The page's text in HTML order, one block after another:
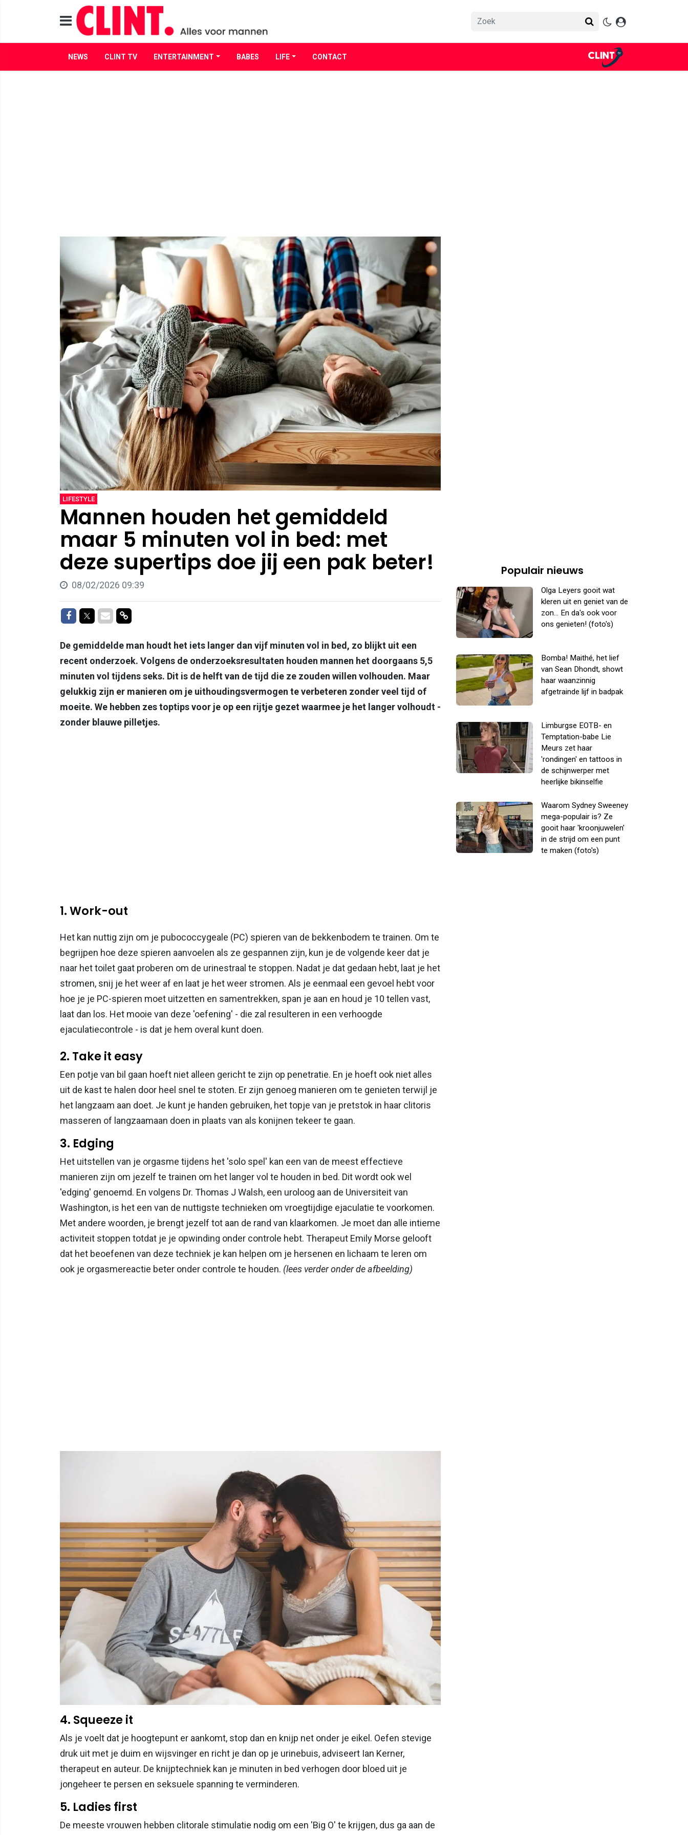
NEWS CLINT TV ENTERTAINMENT BABES LIFE CONTACT
LIFESTYLE
Mannen houden het gemiddeld
maar 5 minuten vol in bed: met
deze supertips doe jij een pak beter!
08/02/2026 09:39
Delen op Facebook
Delen op Twitter
Delen via Mail
Delen via link
De gemiddelde man houdt het iets langer dan vijf minuten vol in bed, zo blijkt uit een
recent onderzoek. Volgens de onderzoeksresultaten houden mannen het doorgaans 5,5
minuten vol tijdens seks. Dit is de helft van de tijd die ze zouden willen volhouden. Maar
gelukkig zijn er manieren om je uithoudingsvermogen te verbeteren zonder veel tijd of
moeite. We hebben zes toptips voor je op een rijtje gezet waarmee je het langer volhoudt -
zonder blauwe pilletjes.
1. Work-out
Het kan nuttig zijn om je pubococcygeale (PC) spieren van de bekkenbodem te trainen. Om te
begrijpen hoe deze spieren aanvoelen als ze gespannen zijn, kun je de volgende keer dat je
naar het toilet gaat proberen om de urinestraal te stoppen. Nadat je dat gedaan hebt, laat je het
stromen, snij je het weer af en laat je het weer stromen. Als je eenmaal een gevoel hebt voor
hoe je je PC-spieren moet uitzetten en samentrekken, span je aan en houd je 10 tellen vast,
laat dan los. Het mooie van deze 'oefening' - die zal resulteren in een verhoogde
ejaculatiecontrole - is dat je hem overal kunt doen.
2. Take it easy
Een potje van bil gaan hoeft niet alleen gericht te zijn op penetratie. En je hoeft ook niet alles
uit de kast te halen door heel snel te stoten. Er zijn genoeg manieren om te genieten terwijl je
het langzaam aan doet. Je kunt je handen gebruiken, het topje van je pretstok in haar clitoris
masseren of langzaamaan doen in plaats van als konijnen tekeer te gaan.
3. Edging
Het uitstellen van je orgasme tijdens het 'solo spel' kan een van de meest effectieve
manieren zijn om jezelf te trainen om het langer vol te houden in bed. Dit wordt ook wel
'edging' genoemd. En volgens Dr. Thomas J Walsh, een uroloog aan de Universiteit van
Washington, is het een van de nuttigste technieken om vroegtijdige ejaculatie te voorkomen.
Met andere woorden, je brengt jezelf tot aan de rand van klaarkomen. Je moet dan alle intieme
activiteit stoppen totdat je je opwinding onder controle hebt. Therapeut Emily Morse gelooft
dat het beoefenen van deze techniek je kan helpen om je hersenen en lichaam te leren om
ook je orgasmereactie beter onder controle te houden. (lees verder onder de afbeelding)
4. Squeeze it
Als je voelt dat je hoogtepunt er aankomt, stop dan en knijp net onder je eikel. Oefen stevige
druk uit met je duim en wijsvinger en richt je dan op je urinebuis, adviseert Ian Kerner,
therapeut en auteur. De knijptechniek kan je minuten in bed verhogen door bloed uit je
jongeheer te persen en seksuele spanning te verminderen.
5. Ladies first
De meeste vrouwen hebben clitorale stimulatie nodig om een 'Big O' te krijgen, dus ga aan de
Populair nieuws
Olga Leyers gooit wat
kleren uit en geniet van de
zon... En da's ook voor
ons genieten! (foto's)
Bomba! Maithé, het lief
van Sean Dhondt, showt
haar waanzinnig
afgetrainde lijf in badpak
Limburgse EOTB- en
Temptation-babe Lie
Meurs zet haar
'rondingen' en tattoos in
de schijnwerper met
heerlijke bikinselfie
Waarom Sydney Sweeney
mega-populair is? Ze
gooit haar 'kroonjuwelen'
in de strijd om een punt
te maken (foto's)